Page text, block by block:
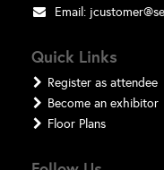
Email:
Quick Links
Register as attendee
Become an exhibitor
Floor Plans